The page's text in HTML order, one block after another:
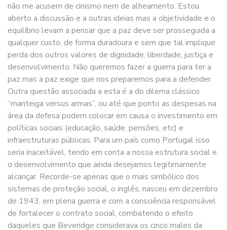
não me acusem de cinismo nem de alheamento. Estou
aberto a discussão e a outras ideias mas a objetividade e o
equilíbrio levam a pensar que a paz deve ser prosseguida a
qualquer custo, de forma duradoura e sem que tal implique
perda dos outros valores de dignidade, liberdade, justiça e
desenvolvimento. Não queremos fazer a guerra para ter a
paz mas a paz exige que nos preparemos para a defender.
Outra questão associada a esta é a do dilema clássico
“manteiga versus armas”, ou até que ponto as despesas na
área da defesa podem colocar em causa o investimento em
políticas sociais (educação, saúde, pensões, etc) e
infraestruturas públicas. Para um país como Portugal isso
seria inaceitável, tendo em conta a nossa estrutura social e
o desenvolvimento que ainda desejamos legitimamente
alcançar. Recorde-se apenas que o mais simbólico dos
sistemas de proteção social, o inglês, nasceu em dezembro
de 1943, em plena guerra e com a consciência responsável
de fortalecer o contrato social, combatendo o efeito
daqueles que Beveridge considerava os cinco males da